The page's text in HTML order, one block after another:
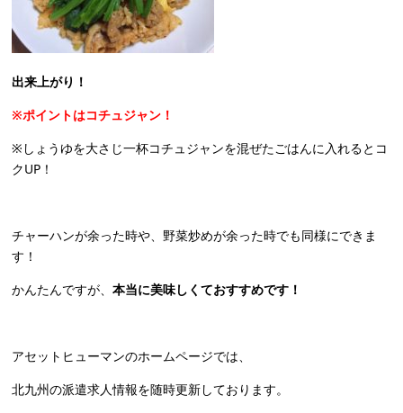
出来上がり！
※ポイントはコチュジャン！
※しょうゆを大さじ一杯コチュジャンを混ぜたごはんに入れるとコ
クUP！
チャーハンが余った時や、野菜炒めが余った時でも同様にできま
す！
かんたんですが、本当に美味しくておすすめです！
アセットヒューマンのホームページでは、
北九州の派遣求人情報を随時更新しております。